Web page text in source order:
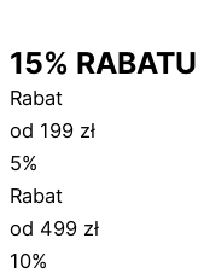
15% RABATU
Rabat
od 199 zł
5%
Rabat
od 499 zł
10%